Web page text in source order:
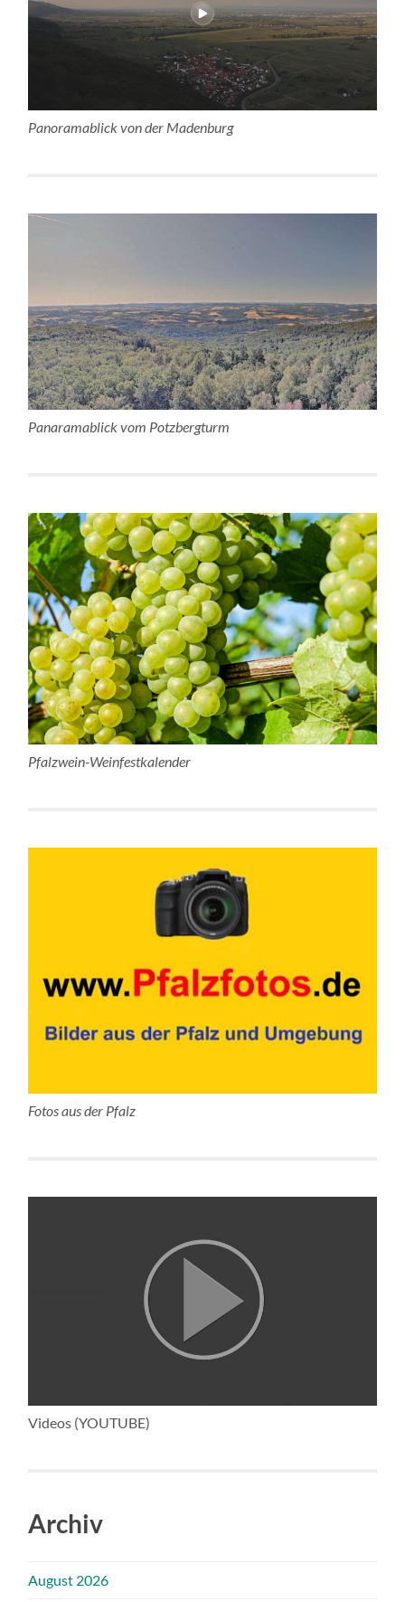
Panoramablick von der Madenburg
Panaramablick vom Potzbergturm
Pfalzwein-Weinfestkalender
Fotos aus der Pfalz
Videos (YOUTUBE)
Archiv
August 2026